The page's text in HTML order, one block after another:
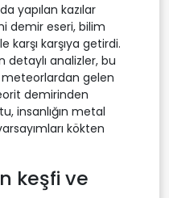
yapılan kazılar
demir eseri, bilim
karşı karşıya getirdi.
analizler, bu
meteorlardan gelen
demirinden
insanlığın metal
kökten
keşfi ve